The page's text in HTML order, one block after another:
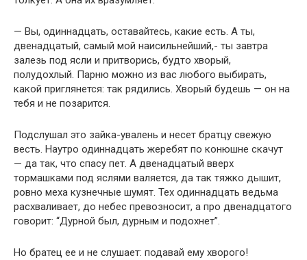
— Вы, одиннадцать, оставайтесь, какие есть. А ты,
двенадцатый, самый мой наисильнейший,- ты завтра
залезь под ясли и притворись, будто хворый,
полудохлый. Парню можно из вас любого выбирать,
какой приглянется: так рядились. Хворый будешь — он на
тебя и не позарится.
Подслушал это зайка-увалень и несет братцу свежую
весть. Наутро одиннадцать жеребят по конюшне скачут
— да так, что спасу пет. А двенадцатый вверх
тормашками под яслями валяется, да так тяжко дышит,
ровно меха кузнечные шумят. Тех одиннадцать ведьма
расхваливает, до небес превозносит, а про двенадцатого
говорит: “Дурной был, дурным и подохнет”.
Но братец ее и не слушает: подавай ему хворого!